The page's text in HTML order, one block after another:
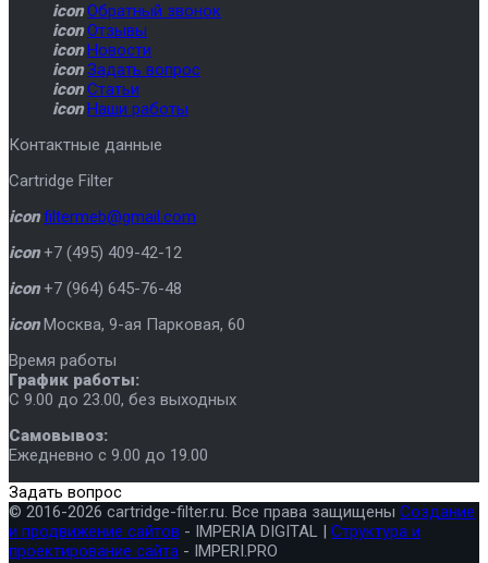
icon Обратный звонок
icon Отзывы
icon Новости
icon Задать вопрос
icon Статьи
icon Наши работы
Контактные данные
Cartridge Filter
icon filtermeb@gmail.com
icon +7 (495) 409-42-12
icon +7 (964) 645-76-48
icon Москва, 9-ая Парковая, 60
Время работы
График работы:
C 9.00 до 23.00, без выходных
Самовывоз:
Ежедневно с 9.00 до 19.00
Задать вопрос
© 2016-2026 cartridge-filter.ru. Все права защищены Создание
и продвижение сайтов - IMPERIA DIGITAL | Структура и
проектирование сайта - IMPERI.PRO